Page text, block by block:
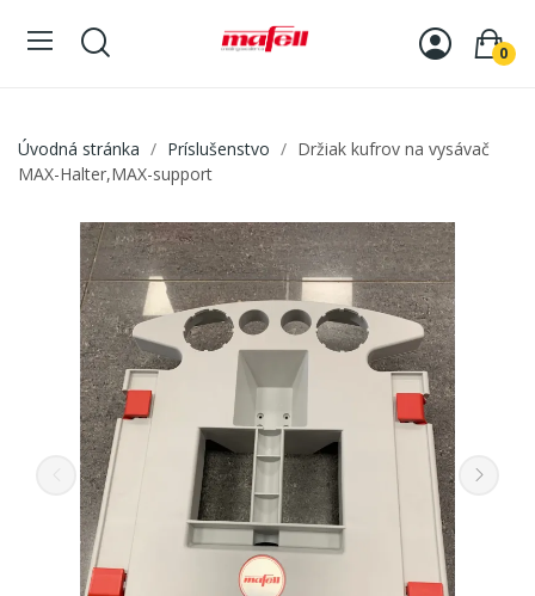
0
Úvodná stránka Príslušenstvo
Držiak kufrov na vysávač
MAX-Halter,MAX-support